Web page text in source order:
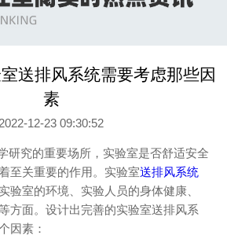
送排风系统需要考虑那些因
素
2022-12-23 09:30:52
研究的重要场所，实验室是否舒适安全
至关重要的作用。实验室送排风系统
验室的环境、实验人员的身体健康、
方面。设计出完善的实验室送排风系
因素：